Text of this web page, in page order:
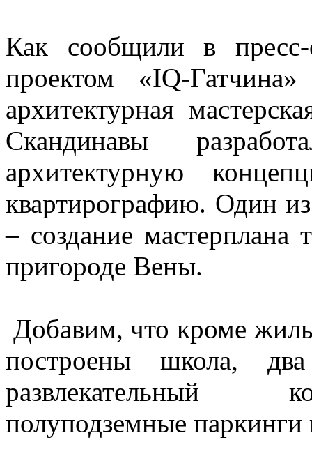
Как сообщили в пресс-
проектом «IQ-
архитектурная
Скандинавы
архитектурную
квартирографию. Один
– создание
пригороде Вены.
Добавим, что кроме
построены школа,
развлекательный
полуподземные паркинги